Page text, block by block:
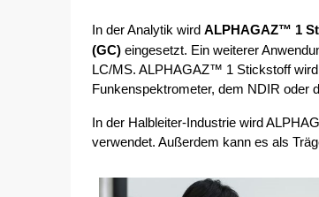
In der Analytik wird ALPHAGAZ™ 1
(GC) eingesetzt. Ein weiterer
LC/MS. ALPHAGAZ™ 1 Stickstoff
Funkenspektrometer, dem NDIR oder
In der Halbleiter-Industrie wird
verwendet. Außerdem kann es als